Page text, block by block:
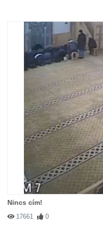
Nincs cím!
17661 0